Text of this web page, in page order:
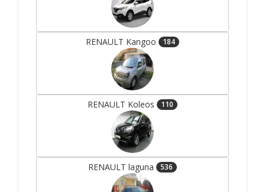
RENAULT Kangoo 184
RENAULT Koleos 110
RENAULT laguna 536